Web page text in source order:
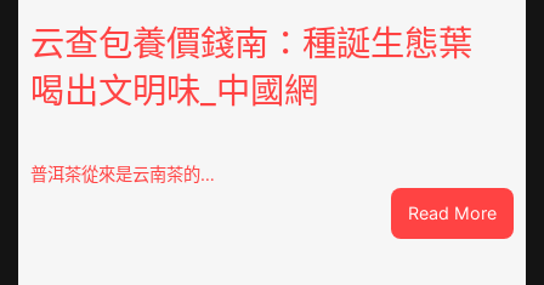
家
營
社
云查包養價錢南：種誕生態葉
喝出文明味_中國網
普洱茶從來是云南茶的…
Read More:
云